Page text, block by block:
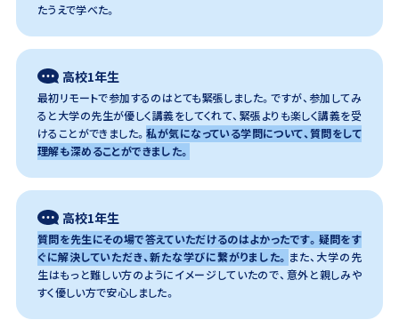
たうえで学べた。
高校1年生
最初リモートで参加するのはとても緊張しました。ですが、参加してみ
ると大学の先生が優しく講義をしてくれて、緊張よりも楽しく講義を受
けることができました。私が気になっている学問について、質問をして
理解も深めることができました。
高校1年生
質問を先生にその場で答えていただけるのはよかったです。疑問をす
ぐに解決していただき、新たな学びに繋がりました。 また、大学の先
生はもっと難しい方のようにイメージしていたので、意外と親しみや
すく優しい方で安心しました。